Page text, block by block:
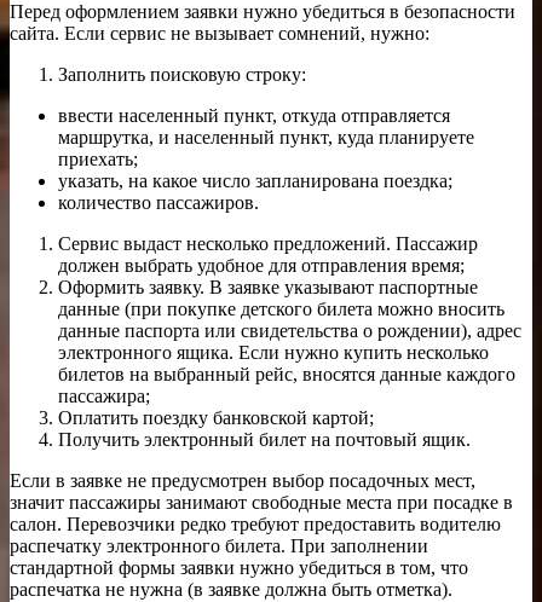
Перед оформлением заявки нужно убедиться в безопасности
сайта. Если сервис не вызывает сомнений, нужно:
Заполнить поисковую строку:
ввести населенный пункт, откуда отправляется
маршрутка, и населенный пункт, куда планируете
приехать;
указать, на какое число запланирована поездка;
количество пассажиров.
Сервис выдаст несколько предложений. Пассажир
должен выбрать удобное для отправления время;
Оформить заявку. В заявке указывают паспортные
данные (при покупке детского билета можно вносить
данные паспорта или свидетельства о рождении), адрес
электронного ящика. Если нужно купить несколько
билетов на выбранный рейс, вносятся данные каждого
пассажира;
Оплатить поездку банковской картой;
Получить электронный билет на почтовый ящик.
Если в заявке не предусмотрен выбор посадочных мест,
значит пассажиры занимают свободные места при посадке в
салон. Перевозчики редко требуют предоставить водителю
распечатку электронного билета. При заполнении
стандартной формы заявки нужно убедиться в том, что
распечатка не нужна (в заявке должна быть отметка).